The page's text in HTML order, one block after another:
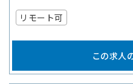
リモート可
この求人